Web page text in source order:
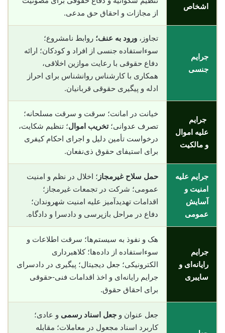
اشخاص
از مجازات و احقاق حق مدعی.
جرایم
جنسی
تجاوز، ورود به عنف؛ روابط نامشروع؛
سوءاستفاده جنسی از افراد و کودکان؛ ارائه
دفاع حقوقی با رعایت موازین اخلاقی،
همکاری با کارشناس روانشناس برای احراز
ادله و پیگیری حقوقی قربانیان.
جرایم
علیه اموال
و مالکیت
خیانت در امانت؛ سرقت و سرقت مسلحانه؛
تصرف عدوانی؛تخریب اموال؛ تنظیم شکایت،
درخواست تأمین دلیل و اجرای احکام کیفری
برای استیفای حقوق ذی‌نفعان.
جرایم علیه
امنیت و
آسایش
عمومی
حمل سلاح غیرمجاز ؛ اخلال در نظم و امنیت
عمومی؛ شرکت در تجمعات غیرمجاز؛
اقدامات تهدیدآمیز علیه امنیت شهروندان؛
دفاع در مراحل بازپرسی و دادسرا و دادگاه.
جرایم
رایانه‌ای و
سایبری
هک و نفوذ به سیستم‌ها؛ سرقت اطلاعات و
سوء‌استفاده از داده‌ها؛ کلاهبرداری
الکترونیکی؛ جعل دیجیتال؛ پیگیری در دادسرای
جرایم رایانه‌ای و اخذ اقدامات فنی-حقوقی
برای احقاق حقوق.
جعل عنوان و جعل اسناد رسمی و عادی؛
کاربرد اسناد مجعول در معاملات؛ مقابله